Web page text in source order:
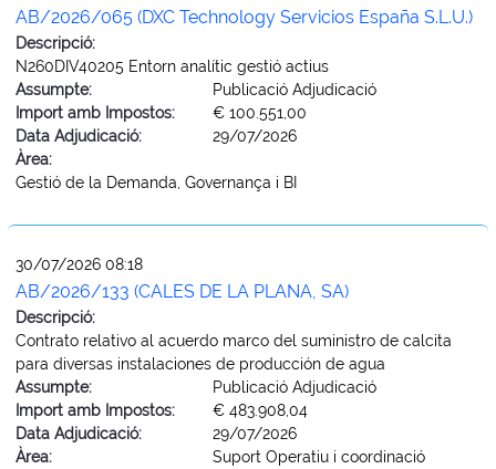
AB/2026/065 (DXC Technology Servicios España S.L.U.)
Descripció:
N260DIV40205 Entorn analític gestió actius
Assumpte:
Publicació Adjudicació
Import amb Impostos:
€ 100.551,00
Data Adjudicació:
29/07/2026
Àrea:
Gestió de la Demanda, Governança i BI
30/07/2026 08:18
AB/2026/133 (CALES DE LA PLANA, SA)
Descripció:
Contrato relativo al acuerdo marco del suministro de calcita
para diversas instalaciones de producción de agua
Assumpte:
Publicació Adjudicació
Import amb Impostos:
€ 483.908,04
Data Adjudicació:
29/07/2026
Àrea:
Suport Operatiu i coordinació